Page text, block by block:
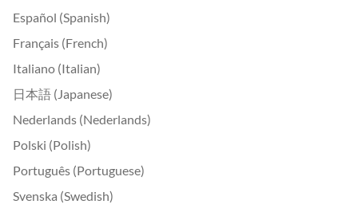
Español (Spanish)
Français (French)
Italiano (Italian)
日本語 (Japanese)
Nederlands (Nederlands)
Polski (Polish)
Português (Portuguese)
Svenska (Swedish)